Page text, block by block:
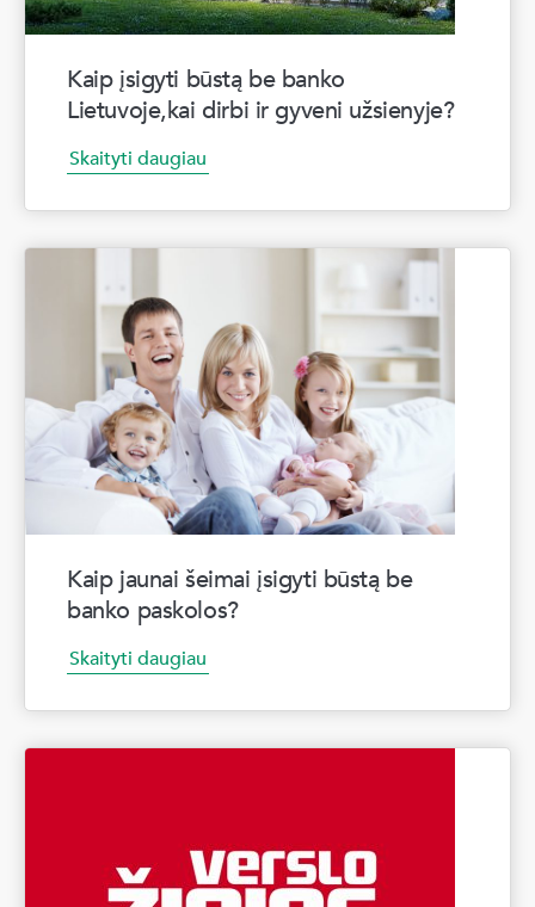
Kaip įsigyti būstą be banko
Lietuvoje,kai dirbi ir gyveni užsienyje?
Skaityti daugiau
Kaip jaunai šeimai įsigyti būstą be
banko paskolos?
Skaityti daugiau